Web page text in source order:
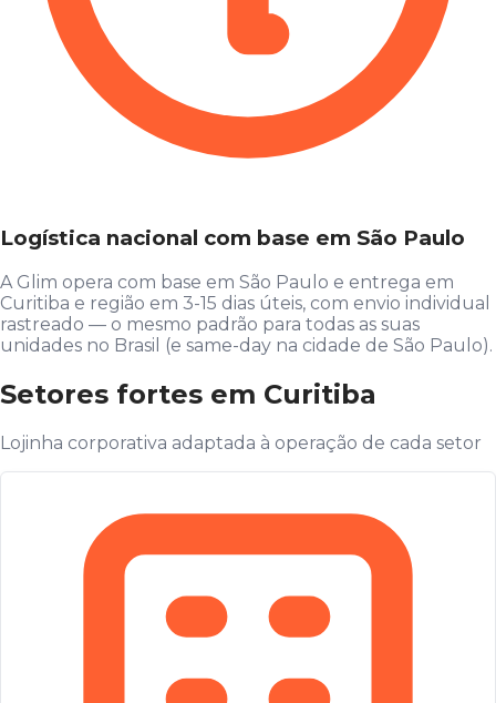
Logística nacional com base em São Paulo
A Glim opera com base em São Paulo e entrega em
Curitiba e região em 3-15 dias úteis, com envio individual
rastreado — o mesmo padrão para todas as suas
unidades no Brasil (e same-day na cidade de São Paulo).
Setores fortes em Curitiba
Lojinha corporativa adaptada à operação de cada setor